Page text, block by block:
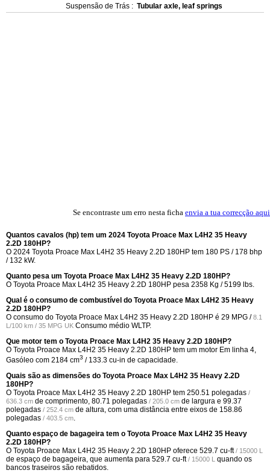
Suspensão de Trás : Tubular axle, leaf springs
Se encontraste um erro nesta ficha envia a tua correcção aqui
Quantos cavalos (hp) tem um 2024 Toyota Proace Max L4H2 35 Heavy
2.2D 180HP?
O 2024 Toyota Proace Max L4H2 35 Heavy 2.2D 180HP tem 180 PS / 178 bhp
/ 132 kW.
Quanto pesa um Toyota Proace Max L4H2 35 Heavy 2.2D 180HP?
O Toyota Proace Max L4H2 35 Heavy 2.2D 180HP pesa 2358 Kg / 5199 lbs.
Qual é o consumo de combustível do Toyota Proace Max L4H2 35 Heavy
2.2D 180HP?
O consumo do Toyota Proace Max L4H2 35 Heavy 2.2D 180HP é 29 MPG /8.1
L/100 km / 35 MPG UK Consumo médio WLTP.
Que motor tem o Toyota Proace Max L4H2 35 Heavy 2.2D 180HP?
O Toyota Proace Max L4H2 35 Heavy 2.2D 180HP tem um motor Em linha 4,
Gasóleo com 2184 cm3 / 133.3 cu-in de capacidade.
Quais são as dimensões do Toyota Proace Max L4H2 35 Heavy 2.2D
180HP?
O Toyota Proace Max L4H2 35 Heavy 2.2D 180HP tem 250.51 polegadas /
636.3 cm de comprimento, 80.71 polegadas / 205.0 cm de largura e 99.37
polegadas / 252.4 cm de altura, com uma distância entre eixos de 158.86
polegadas / 403.5 cm.
Quanto espaço de bagageira tem o Toyota Proace Max L4H2 35 Heavy
2.2D 180HP?
O Toyota Proace Max L4H2 35 Heavy 2.2D 180HP oferece 529.7 cu-ft / 15000 L
de espaço de bagageira, que aumenta para 529.7 cu-ft / 15000 L quando os
bancos traseiros são rebatidos.